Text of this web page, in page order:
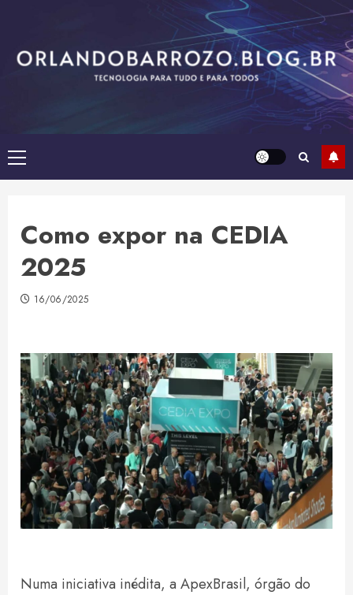
content
Primary
Menu
Como expor na CEDIA
2025
16/06/2025
Numa iniciativa inédita, a ApexBrasil, órgão do